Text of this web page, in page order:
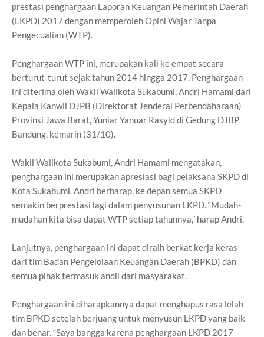
prestasi penghargaan Laporan Keuangan Pemerintah Daerah
(LKPD) 2017 dengan memperoleh Opini Wajar Tanpa
Pengecualian (WTP).
Penghargaan WTP ini, merupakan kali ke empat secara
berturut-turut sejak tahun 2014 hingga 2017. Penghargaan
ini diterima oleh Wakil Walikota Sukabumi, Andri Hamami dari
Kepala Kanwil DJPB (Direktorat Jenderal Perbendaharaan)
Provinsi Jawa Barat, Yuniar Yanuar Rasyid di Gedung DJBP
Bandung, kemarin (31/10).
Wakil Walikota Sukabumi, Andri Hamami mengatakan,
penghargaan ini merupakan apresiasi bagi pelaksana SKPD di
Kota Sukabumi. Andri berharap, ke depan semua SKPD
semakin berprestasi lagi dalam penyusunan LKPD. “Mudah-
mudahan kita bisa dapat WTP setiap tahunnya,” harap Andri.
Lanjutnya, penghargaan ini dapat diraih berkat kerja keras
dari tim Badan Pengelolaan Keuangan Daerah (BPKD) dan
semua pihak termasuk andil dari masyarakat.
Penghargaan ini diharapkannya dapat menghapus rasa lelah
tim BPKD setelah berjuang untuk menyusun LKPD yang baik
dan benar. “Saya bangga karena penghargaan LKPD 2017